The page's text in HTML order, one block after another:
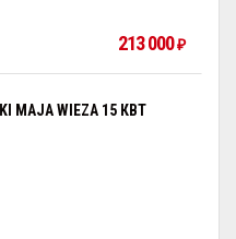
213 000₽
MAJA WIEZA 15 КВТ